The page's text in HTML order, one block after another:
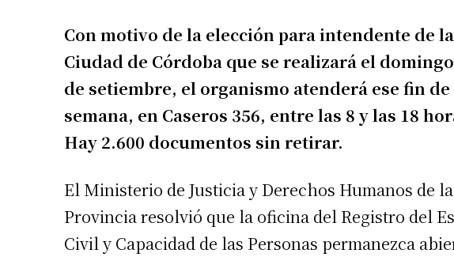
Con motivo de la elección para intendente de la
Ciudad de Córdoba que se realizará el
de setiembre, el organismo atenderá ese fin de
semana, en Caseros 356, entre las 8 y las 18
Hay 2.600 documentos sin retirar.
El Ministerio de Justicia y Derechos Humanos de la
Provincia resolvió que la oficina del Registro del
Civil y Capacidad de las Personas permanezca